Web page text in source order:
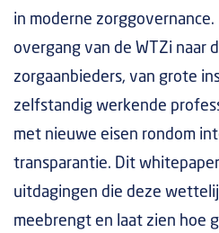
in moderne
overgang van de WTZi naar
zorgaanbieders, van grote
zelfstandig werkende
met nieuwe eisen rondom
transparantie. Dit
uitdagingen die deze
meebrengt en laat zien hoe